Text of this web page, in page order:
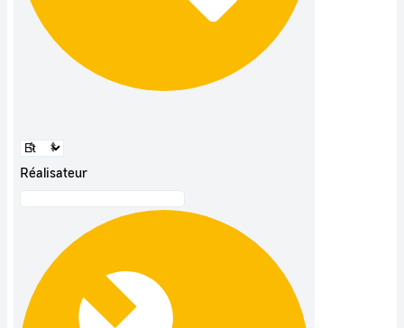
Réalisateur